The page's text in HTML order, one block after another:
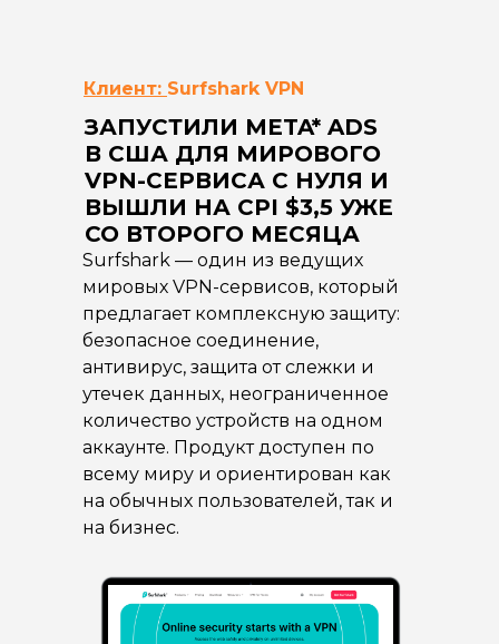
Клиент: Surfshark VPN
ЗАПУСТИЛИ META* ADS
В США ДЛЯ МИРОВОГО
VPN-СЕРВИСА С НУЛЯ И
ВЫШЛИ НА CPI $3,5 УЖЕ
СО ВТОРОГО МЕСЯЦА
Surfshark — один из ведущих
мировых VPN-сервисов, который
предлагает комплексную защиту:
безопасное соединение,
антивирус, защита от слежки и
утечек данных, неограниченное
количество устройств на одном
аккаунте. Продукт доступен по
всему миру и ориентирован как
на обычных пользователей, так и
на бизнес.